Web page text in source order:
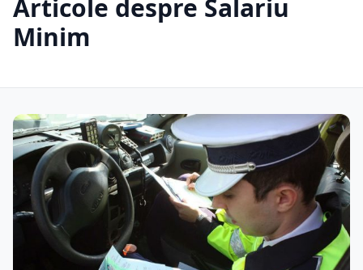
Articole despre Salariu
Minim